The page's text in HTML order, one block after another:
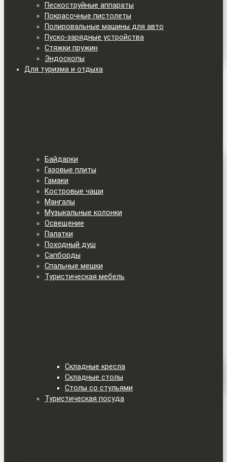
Пескоструйные аппараты
Покрасочные пистолеты
Полировальные машины для авто
Пуско-зарядные устройства
Стяжки пружин
Эндоскопы
Для туризма и отдыха
Байдарки
Газовые плиты
Гамаки
Костровые чаши
Мангалы
Музыкальные колонки
Освещение
Палатки
Походный душ
Сапборды
Спальные мешки
Туристическая мебель
Складные кресла
Складные столы
Столы со стульями
Туристическая посуда